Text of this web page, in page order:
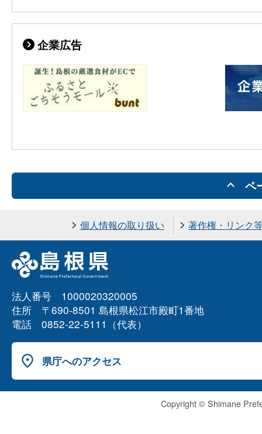
企業広告
ペ
個人情報の取り扱い 著作権・リンク
法人番号 1000020320005
住所 〒690-8501 島根県松江市殿町1番地
電話 0852-22-5111（代表）
県庁へのアクセス
Copyright © Shimane